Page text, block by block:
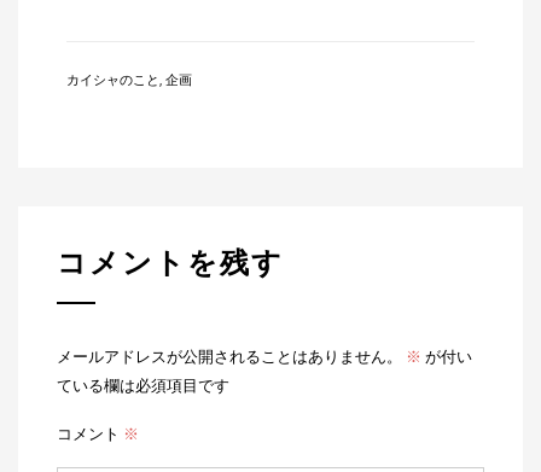
Category:
カイシャのこと, 企画
コメントを残す
メールアドレスが公開されることはありません。 ※ が付い
ている欄は必須項目です
コメント ※